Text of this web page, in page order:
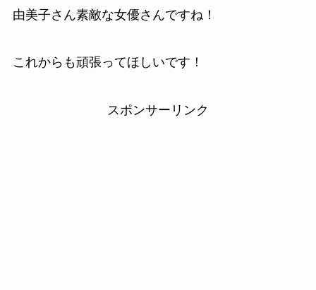
由美子さん素敵な女優さんですね！
これからも頑張ってほしいです！
スポンサーリンク